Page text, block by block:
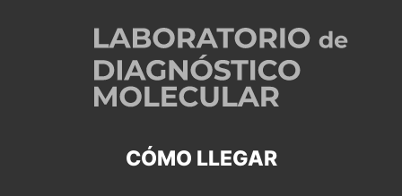
CÓMO LLEGAR